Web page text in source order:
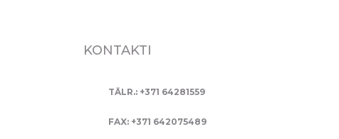
KONTAKTI
TĀLR.: +371 64281559
FAX: +371 642075489